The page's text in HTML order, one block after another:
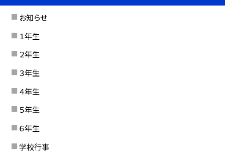
お知らせ
１年生
２年生
３年生
４年生
５年生
６年生
学校行事